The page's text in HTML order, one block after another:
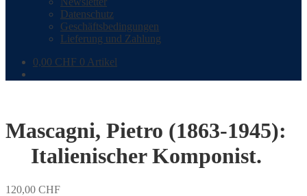
Datenschutz
Geschäftsbedingungen
Lieferung und Zahlung
0,00 CHF 0 Artikel
Mascagni, Pietro (1863-1945):
Italienischer Komponist.
120,00 CHF